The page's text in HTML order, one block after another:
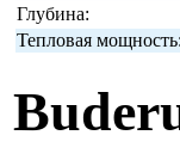
Глубина:
Тепловая мощность: